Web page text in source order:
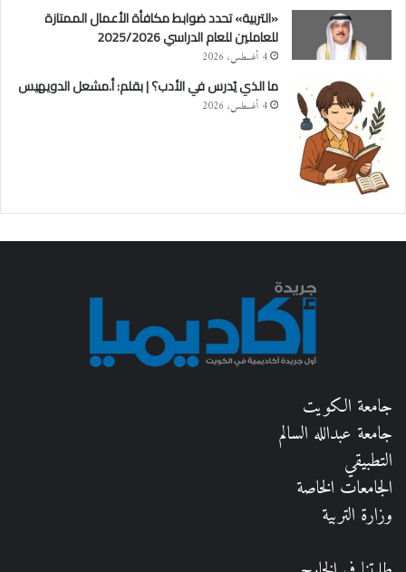
«التربية» تحدد ضوابط مكافأة الأعمال الممتازة
للعاملين للعام الدراسي 2025/2026
4 أغسطس، 2026
ما الذي يُدرس في الأدب؟ | بقلم: أ.مشعل الدويهيس
4 أغسطس، 2026
جامعة الكويت
جامعة عبدالله السالم
التطبيقي
الجامعات الخاصة
وزارة التربية